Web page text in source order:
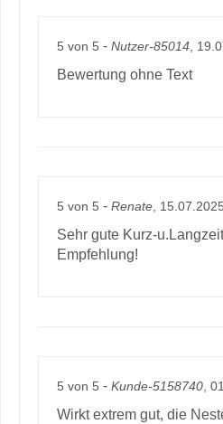
5 von 5 - Nutzer-85014 ,
Bewertung ohne Text
5 von 5 - Renate , 15.07.2025
Sehr gute Kurz-
Empfehlung!
5 von 5 - Kunde-5158740 ,
Wirkt extrem gut, die